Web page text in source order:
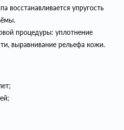
восстанавливается упругость
процедуры: уплотнение
выравнивание рельефа кожи.